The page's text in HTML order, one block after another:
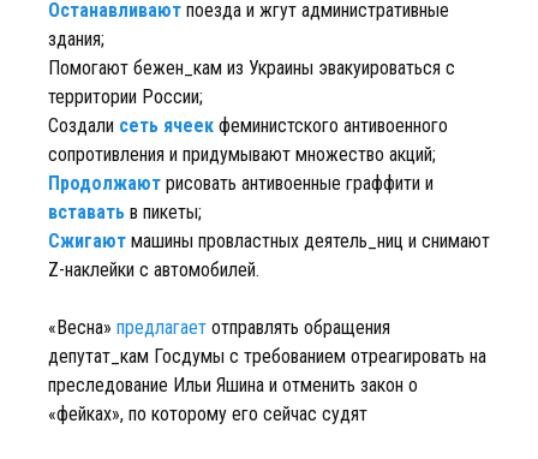
Останавливают поезда и жгут административные
здания;
Помогают бежен_кам из Украины эвакуироваться с
территории России;
Создали сеть ячеек феминистского антивоенного
сопротивления и придумывают множество акций;
Продолжают рисовать антивоенные граффити и
вставать в пикеты;
Сжигают машины провластных деятель_ниц и снимают
Z-наклейки с автомобилей.
«Весна» предлагает отправлять обращения
депутат_кам Госдумы с требованием отреагировать на
преследование Ильи Яшина и отменить закон о
«фейках», по которому его сейчас судят